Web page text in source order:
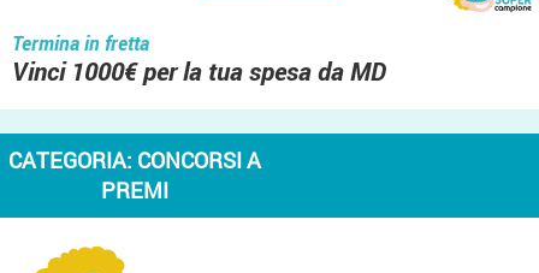
Termina in fretta
Vinci 1000€ per la tua spesa da MD
CATEGORIA: CONCORSI A
PREMI